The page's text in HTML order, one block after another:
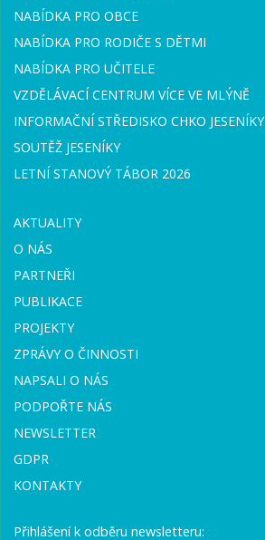
NABÍDKA PRO OBCE
NABÍDKA PRO RODIČE S DĚTMI
NABÍDKA PRO UČITELE
VZDĚLÁVACÍ CENTRUM VÍCE VE MLÝNĚ
INFORMAČNÍ STŘEDISKO CHKO JESENÍKY
SOUTĚŽ JESENÍKY
LETNÍ STANOVÝ TÁBOR 2026
AKTUALITY
O NÁS
PARTNEŘI
PUBLIKACE
PROJEKTY
ZPRÁVY O ČINNOSTI
NAPSALI O NÁS
PODPOŘTE NÁS
NEWSLETTER
GDPR
KONTAKTY
Přihlášení k odběru newsletteru: